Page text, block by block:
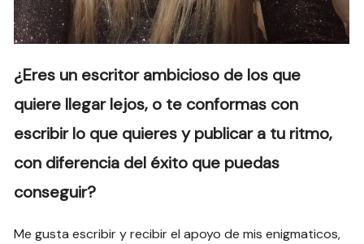
¿Eres un escritor ambicioso de los que
quiere llegar lejos, o te conformas con
escribir lo que quieres y publicar a tu ritmo,
con diferencia del éxito que puedas
conseguir?
Me gusta escribir y recibir el apoyo de mis enigmaticos,